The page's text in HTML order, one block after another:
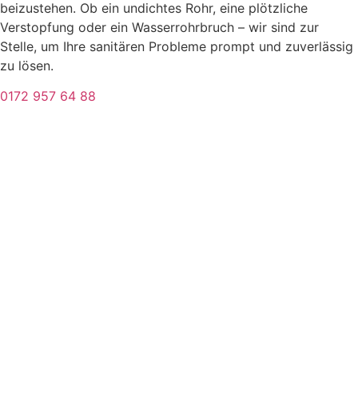
beizustehen. Ob ein undichtes Rohr, eine plötzliche
Verstopfung oder ein Wasserrohrbruch – wir sind zur
Stelle, um Ihre sanitären Probleme prompt und zuverlässig
zu lösen.
0172 957 64 88